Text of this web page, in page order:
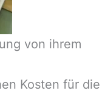
von ihrem
Kosten für die